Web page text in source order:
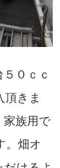
０ｃｃ
きま
家族用で
。畑オ